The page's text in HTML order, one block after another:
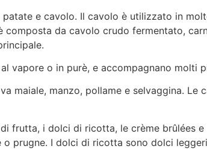
e cavolo. Il cavolo è utilizzato in
composta da cavolo crudo fermentato,
vapore o in purè, e accompagnano molti
maiale, manzo, pollame e selvaggina. Le
frutta, i dolci di ricotta, le crème brûlées e
prugne. I dolci di ricotta sono dolci